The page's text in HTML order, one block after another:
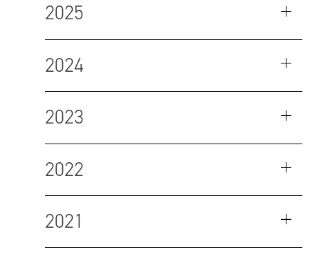
2025
2024
2023
2022
2021